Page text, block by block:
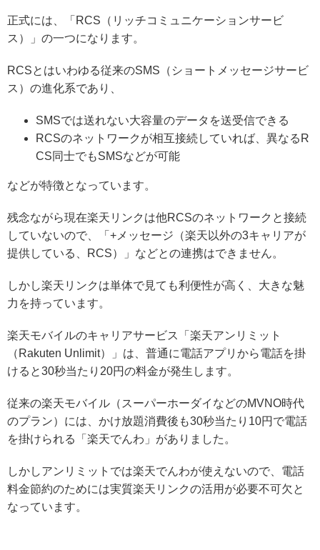
正式には、「RCS（リッチコミュニケーションサービ
ス）」の一つになります。
RCSとはいわゆる従来のSMS（ショートメッセージサービ
ス）の進化系であり、
SMSでは送れない大容量のデータを送受信できる
RCSのネットワークが相互接続していれば、異なるR
CS同士でもSMSなどが可能
などが特徴となっています。
残念ながら現在楽天リンクは他RCSのネットワークと接続
していないので、「+メッセージ（楽天以外の3キャリアが
提供している、RCS）」などとの連携はできません。
しかし楽天リンクは単体で見ても利便性が高く、大きな魅
力を持っています。
楽天モバイルのキャリアサービス「楽天アンリミット
（Rakuten Unlimit）」は、普通に電話アプリから電話を掛
けると30秒当たり20円の料金が発生します。
従来の楽天モバイル（スーパーホーダイなどのMVNO時代
のプラン）には、かけ放題消費後も30秒当たり10円で電話
を掛けられる「楽天でんわ」がありました。
しかしアンリミットでは楽天でんわが使えないので、電話
料金節約のためには実質楽天リンクの活用が必要不可欠 と
なっています。